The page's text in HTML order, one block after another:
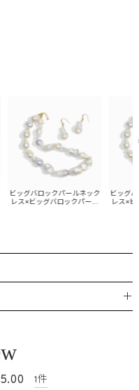
ビッグバロックパールネック
レス×ビッグバロックパール
ビッグバ
レス×ビ
＋
5.00 1